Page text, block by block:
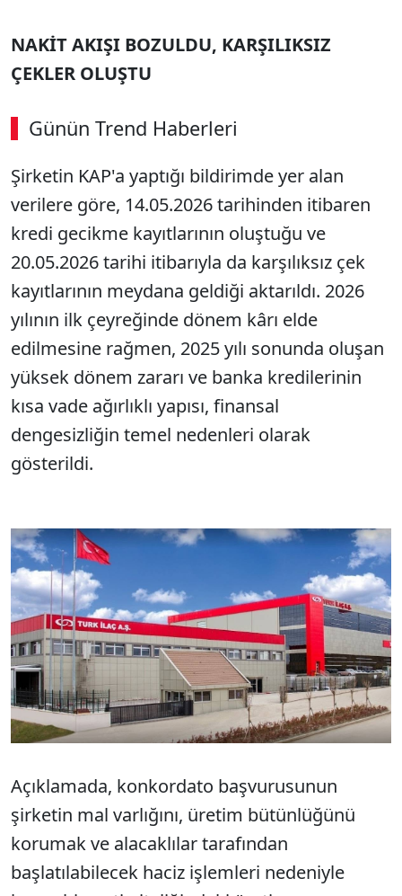
NAKİT AKIŞI BOZULDU, KARŞILIKSIZ
ÇEKLER OLUŞTU
Günün Trend Haberleri
Şirketin KAP'a yaptığı bildirimde yer alan
verilere göre, 14.05.2026 tarihinden itibaren
kredi gecikme kayıtlarının oluştuğu ve
20.05.2026 tarihi itibarıyla da karşılıksız çek
kayıtlarının meydana geldiği aktarıldı. 2026
yılının ilk çeyreğinde dönem kârı elde
edilmesine rağmen, 2025 yılı sonunda oluşan
yüksek dönem zararı ve banka kredilerinin
kısa vade ağırlıklı yapısı, finansal
dengesizliğin temel nedenleri olarak
gösterildi.
Açıklamada, konkordato başvurusunun
şirketin mal varlığını, üretim bütünlüğünü
korumak ve alacaklılar tarafından
başlatılabilecek haciz işlemleri nedeniyle